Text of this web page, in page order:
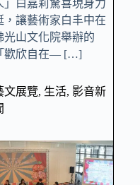
」白嘉莉驚喜現身力
，讓藝術家白丰中在
光山文化院舉辦的
歡欣自在— […]
文展覽, 生活, 影音新